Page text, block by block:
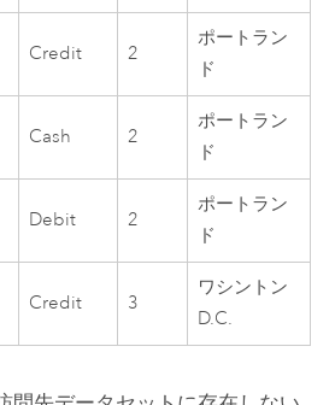
Credit 2
ポートラン
ド
Cash 2
ポートラン
ド
Debit 2
ポートラン
ド
Credit 3
ワシントン
D.C.